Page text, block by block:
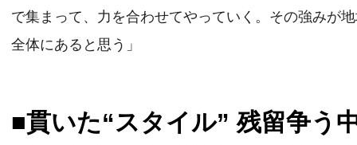
で集まって、力を合わせてやっていく。その強みが
全体にあると思う」
■貫いた“スタイル” 残留争う